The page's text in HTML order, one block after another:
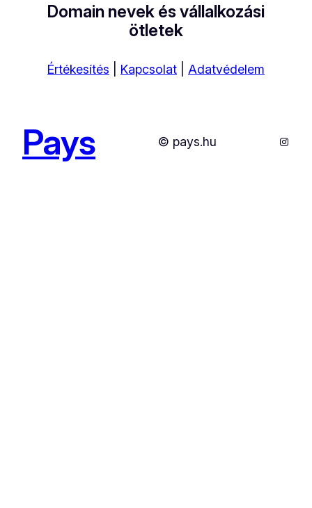
Domain nevek és vállalkozási
ötletek
Értékesítés Kapcsolat Adatvédelem
Pays © pays.hu